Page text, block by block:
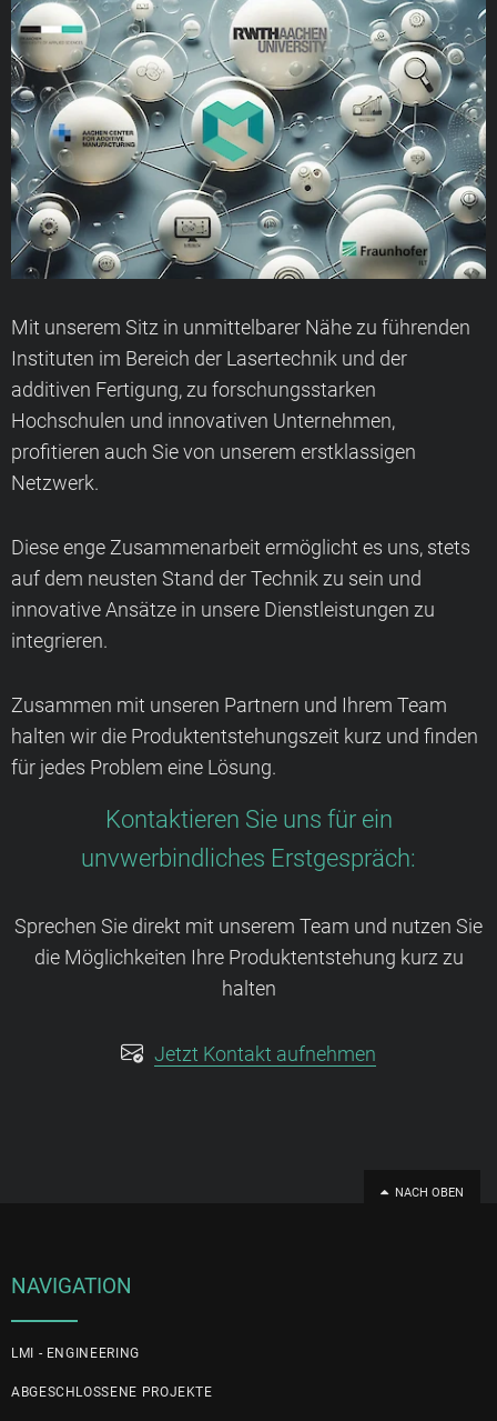
Mit unserem Sitz in unmittelbarer Nähe zu führenden
Instituten im Bereich der Lasertechnik und der
additiven Fertigung, zu forschungsstarken
Hochschulen und innovativen Unternehmen,
profitieren auch Sie von unserem erstklassigen
Netzwerk.
Diese enge Zusammenarbeit ermöglicht es uns, stets
auf dem neusten Stand der Technik zu sein und
innovative Ansätze in unsere Dienstleistungen zu
integrieren.
Zusammen mit unseren Partnern und Ihrem Team
halten wir die Produktentstehungszeit kurz und finden
für jedes Problem eine Lösung.
Kontaktieren Sie uns für ein
unvwerbindliches Erstgespräch:
Sprechen Sie direkt mit unserem Team und nutzen Sie
die Möglichkeiten Ihre Produktentstehung kurz zu
halten
Jetzt Kontakt aufnehmen
NACH OBEN
NAVIGATION
LMI - ENGINEERING
ABGESCHLOSSENE PROJEKTE